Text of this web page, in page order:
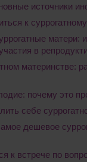
источники
к
матери:
в
материнстве:
почему это
себе
дешевое
к встрече по